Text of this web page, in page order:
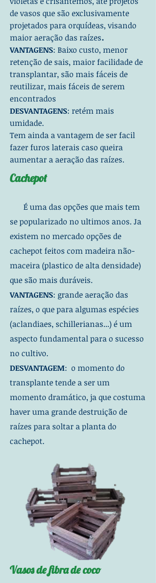
de vasos que são exclusivamente
projetados para orquídeas, visando
maior aeração das raízes.
VANTAGENS: Baixo custo, menor
retenção de sais, maior facilidade de
transplantar, são mais fáceis de
reutilizar, mais fáceis de serem
encontrados
DESVANTAGENS: retém mais
umidade.
Tem ainda a vantagem de ser facil
fazer furos laterais caso queira
aumentar a aeração das raízes.
Cachepot
É uma das opções que mais tem
se popularizado no ultimos anos. Ja
existem no mercado opções de
cachepot feitos com madeira não-
maceira (plastico de alta densidade)
que são mais duráveis.
VANTAGENS: grande aeração das
raízes, o que para algumas espécies
(aclandiaes, schillerianas...) é um
aspecto fundamental para o sucesso
no cultivo.
DESVANTAGEM: o momento do
transplante tende a ser um
momento dramático, ja que costuma
haver uma grande destruição de
raízes para soltar a planta do
cachepot.
Vasos de fibra de coco